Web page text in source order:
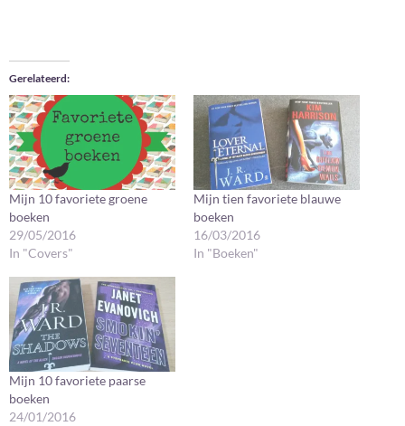
Gerelateerd
Mijn 10 favoriete groene
boeken
29/05/2016
In "Covers"
Mijn tien favoriete blauwe
boeken
16/03/2016
In "Boeken"
Mijn 10 favoriete paarse
boeken
24/01/2016